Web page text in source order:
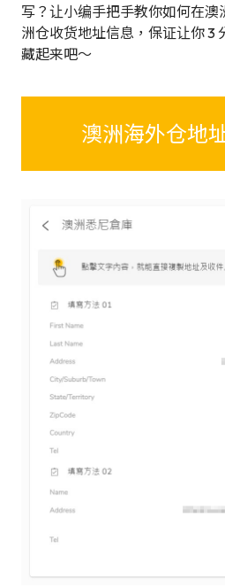
写？让小编手把手教你如何在澳
洲仓收货地址信息，保证让你 3
藏起来吧～
澳洲海外仓地